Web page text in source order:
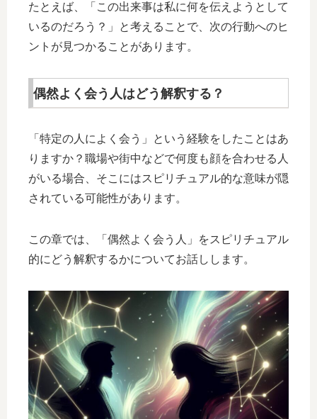
たとえば、「この出来事は私に何を伝えようとして
いるのだろう？」と考えることで、次の行動へのヒ
ントが見つかることがあります。
偶然よく会う人はどう解釈する？
「特定の人によく会う」という経験をしたことはあ
りますか？職場や街中などで何度も顔を合わせる人
がいる場合、そこにはスピリチュアル的な意味が隠
されている可能性があります。
この章では、「偶然よく会う人」をスピリチュアル
的にどう解釈するかについてお話しします。